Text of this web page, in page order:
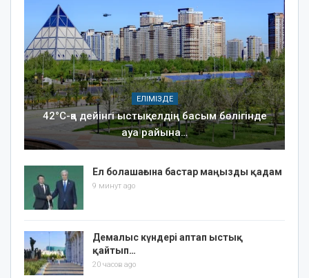
ЕЛІМІЗДЕ
42°C-қа дейінгі ыстық: елдің басым бөлігінде
ауа райына…
Ел болашағына бастар маңызды қадам
9 минут ago
Демалыс күндері аптап ыстық
қайтып…
20 часов ago